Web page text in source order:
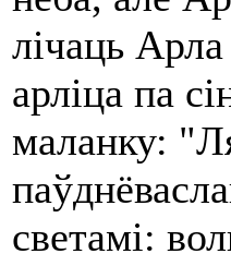
лічаць
арліца па
маланку:
светамі: